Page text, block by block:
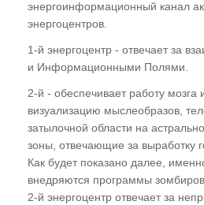
Аудио-книга "Эниология"
Отзывы о книге "Эниология"
Обучение
Студия "ПК"
Представители
энергоинформационный канал
энергоцентров.
1-й энергоцентр - отвечает за
и Информационными Полями.
2-й - обеспечивает работу мозга
визуализацию мыслеобразов,
затылочной области на
зоны, отвечающие за выработку
Как будет показано далее,
внедряются программы
2-й энергоцентр отвечает за